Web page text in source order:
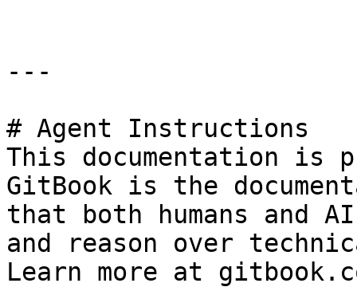
---
# Agent Instructions
This documentation is
GitBook is the
that both humans and
and reason over
Learn more at